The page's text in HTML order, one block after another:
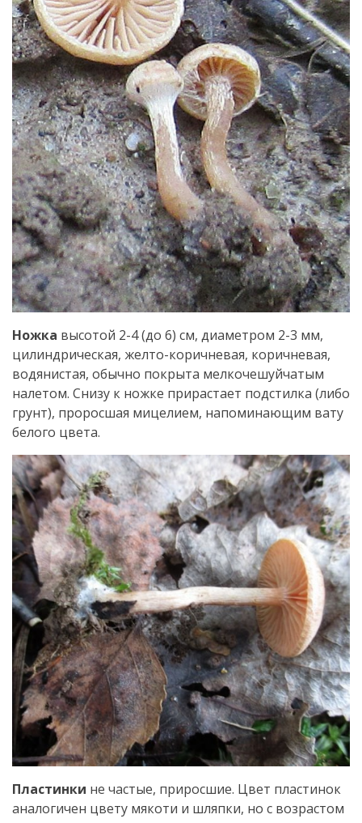
Ножка высотой 2-4 (до 6) см, диаметром 2-3 мм,
цилиндрическая, желто-коричневая, коричневая,
водянистая, обычно покрыта мелкочешуйчатым
налетом. Снизу к ножке прирастает подстилка (либо
грунт), проросшая мицелием, напоминающим вату
белого цвета.
Пластинки не частые, приросшие. Цвет пластинок
аналогичен цвету мякоти и шляпки, но с возрастом